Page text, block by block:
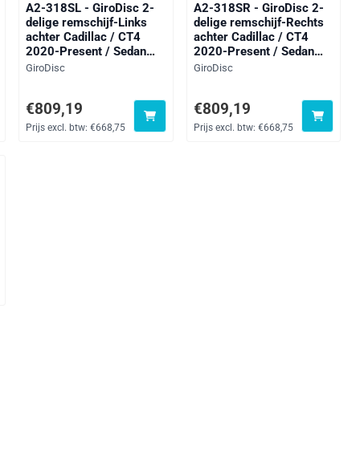
722,25
A2-318SL - GiroDisc 2-
delige remschijf-Links
achter Cadillac / CT4
2020-Present / Sedan
2020-Present / CT4-V
Merk:
GiroDisc
Prijs: 809,19, exclusief btw: 668,75
€809,19
Prijs excl. btw: €668,75
A2-318SR - GiroDisc 2-
delige remschijf-Rechts
achter Cadillac / CT4
2020-Present / Sedan
2020-Present / CT4-V
Merk:
GiroDisc
Prijs: 809,19, exclusief btw:
€809,19
Prijs excl. btw: €668,75